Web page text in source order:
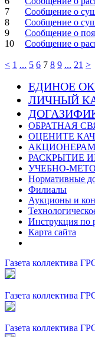
7
Сообщение о
8
Сообщение о
9
Сообщение о
10
Сообщение о
< 1 ... 5 6 7 8 9 ... 21 >
ЕДИНОЕ
ЛИЧНЫЙ
ОБРАТНАЯ
ОЦЕНИТЕ
АКЦИОНЕРАМ
РАСКРЫТИЕ
УЧЕБНО-
Нормативные
Филиалы
Аукционы и
Инструкция по
Карта сайта
Газета коллектива
Газета коллектива
Газета коллектива